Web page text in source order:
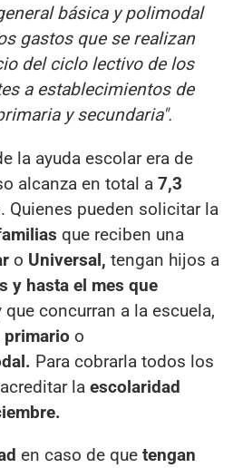
básica y polimodal
gastos que se realizan
del ciclo lectivo de los
a establecimientos de
y secundaria".
la ayuda escolar era de
alcanza en total a 7,3
. Quienes pueden solicitar la
que reciben una
o Universal, tengan hijos a
y hasta el mes que
que concurran a la escuela,
o
Para cobrarla todos los
la escolaridad
en caso de que tengan